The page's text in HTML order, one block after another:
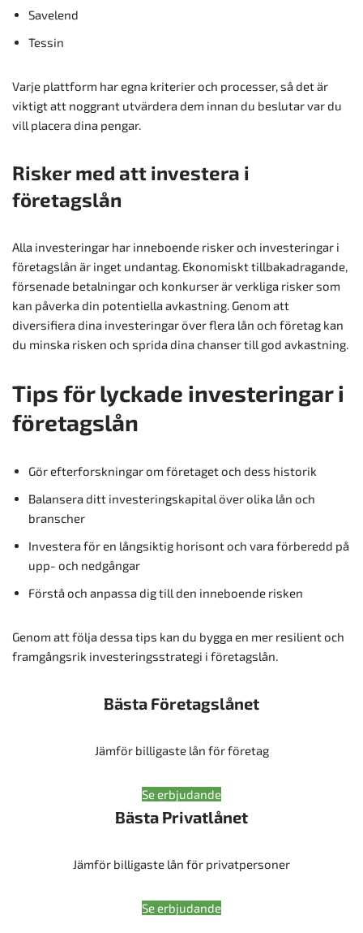
Savelend
Tessin
Varje plattform har egna kriterier och processer, så det är
viktigt att noggrant utvärdera dem innan du beslutar var du
vill placera dina pengar.
Risker med att investera i
företagslån
Alla investeringar har inneboende risker och investeringar i
företagslån är inget undantag. Ekonomiskt tillbakadragande,
försenade betalningar och konkurser är verkliga risker som
kan påverka din potentiella avkastning. Genom att
diversifiera dina investeringar över flera lån och företag kan
du minska risken och sprida dina chanser till god avkastning.
Tips för lyckade investeringar i
företagslån
Gör efterforskningar om företaget och dess historik
Balansera ditt investeringskapital över olika lån och
branscher
Investera för en långsiktig horisont och vara förberedd på
upp- och nedgångar
Förstå och anpassa dig till den inneboende risken
Genom att följa dessa tips kan du bygga en mer resilient och
framgångsrik investeringsstrategi i företagslån.
Bästa Företagslånet
Jämför billigaste lån för företag
Se erbjudande
Bästa Privatlånet
Jämför billigaste lån för privatpersoner
Se erbjudande